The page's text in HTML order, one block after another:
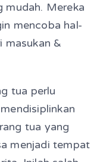
mudah. Mereka
mencoba hal-
masukan &
tua perlu
tua yang
menjadi tempat